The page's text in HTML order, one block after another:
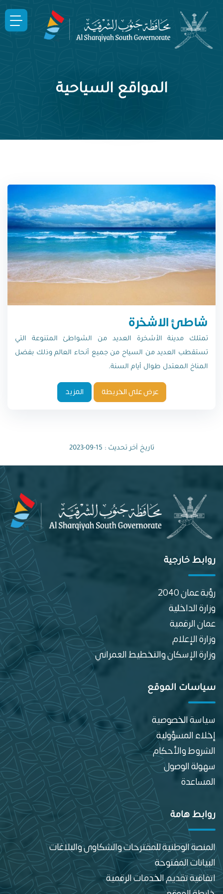
المواقع السياحية
شاطئ الاشخرة
تمتلك مدينة الأشخرة العديد من الشواطئ المتنوعة التي
تستقطب العديد من السياح من جميع أنحاء العالم وذلك بفضل
المناخ المعتدل طوال أيام السنة.
عرض على الخريطة المزيد
تاريخ آخر تحديث : 15-09-2023
روابط خارجية
رؤية عمان 2040
وزارة الداخلية
عمان الرقمية
وزارة الإعلام
وزارة الإسكان والتخطيط العمراني
سياسات الموقع
سياسة الخصوصية
إخلاء المسؤولية
الشروط والأحكام
سهولة الوصول
المساعدة
روابط هامة
المنصة الوطنية للمقترحات والشكاوى والبلاغات
البيانات المفتوحة
اتفاقية تقديم الخدمات الرقمية